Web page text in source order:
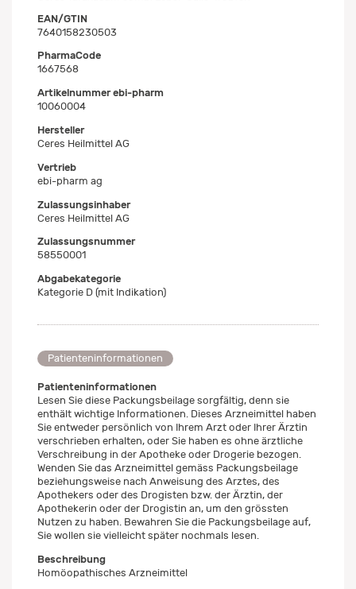
EAN/GTIN
7640158230503
PharmaCode
1667568
Artikelnummer ebi-pharm
10060004
Hersteller
Ceres Heilmittel AG
Vertrieb
ebi-pharm ag
Zulassungsinhaber
Ceres Heilmittel AG
Zulassungsnummer
58550001
Abgabekategorie
Kategorie D (mit Indikation)
Patienteninformationen
Patienteninformationen
Lesen Sie diese Packungsbeilage sorgfältig, denn sie
enthält wichtige Informationen. Dieses Arzneimittel haben
Sie entweder persönlich von Ihrem Arzt oder Ihrer Ärztin
verschrieben erhalten, oder Sie haben es ohne ärztliche
Verschreibung in der Apotheke oder Drogerie bezogen.
Wenden Sie das Arzneimittel gemäss Packungsbeilage
beziehungsweise nach Anweisung des Arztes, des
Apothekers oder des Drogisten bzw. der Ärztin, der
Apothekerin oder der Drogistin an, um den grössten
Nutzen zu haben. Bewahren Sie die Packungsbeilage auf,
Sie wollen sie vielleicht später nochmals lesen.
Beschreibung
Homöopathisches Arzneimittel